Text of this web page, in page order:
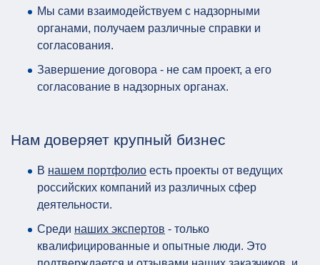
Мы сами взаимодействуем с надзорными
органами, получаем различные справки и
согласования.
Завершение договора - не сам проект, а его
согласование в надзорных органах.
Нам доверяет крупный бизнес
В нашем портфолио есть проекты от ведущих
российских компаний из различных сфер
деятельности.
Среди наших экспертов - только
квалифицированные и опытные люди. Это